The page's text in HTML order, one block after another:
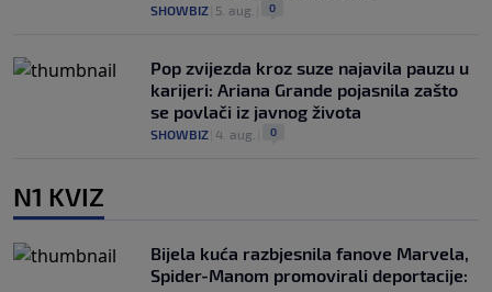
SHOWBIZ 5. aug. 0
Pop zvijezda kroz suze najavila pauzu u
karijeri: Ariana Grande pojasnila zašto
se povlači iz javnog života
SHOWBIZ 4. aug. 0
N1 KVIZ
Bijela kuća razbjesnila fanove Marvela,
Spider-Manom promovirali deportacije: